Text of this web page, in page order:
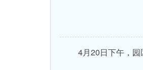
4月20日下午，园区